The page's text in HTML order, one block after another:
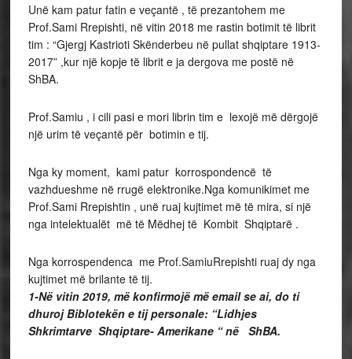
Unë kam patur fatin e veçantë , të prezantohem me
Prof.Sami Rrepishti, në vitin 2018 me rastin botimit të librit
tim : “Gjergj Kastrioti Skënderbeu në pullat shqiptare 1913-
2017” ,kur një kopje të librit e ja dergova me postë në
ShBA.
Prof.Samiu , i cili pasi e mori librin tim e lexojë më dërgojë
një urim të veçantë për botimin e tij.
Nga ky moment, kami patur korrospondencë të
vazhdueshme në rrugë elektronike.Nga komunikimet me
Prof.Sami Rrepishtin , unë ruaj kujtimet më të mira, si një
nga intelektualët më të Mëdhej të Kombit Shqiptarë .
Nga korrospendenca me Prof.SamiuRrepishti ruaj dy nga
kujtimet më brilante të tij.
1-Në vitin 2019, më konfirmojë më email se ai, do ti
dhuroj Biblotekën e tij personale: “Lidhjes
Shkrimtarve Shqiptare- Amerikane “ në ShBA.